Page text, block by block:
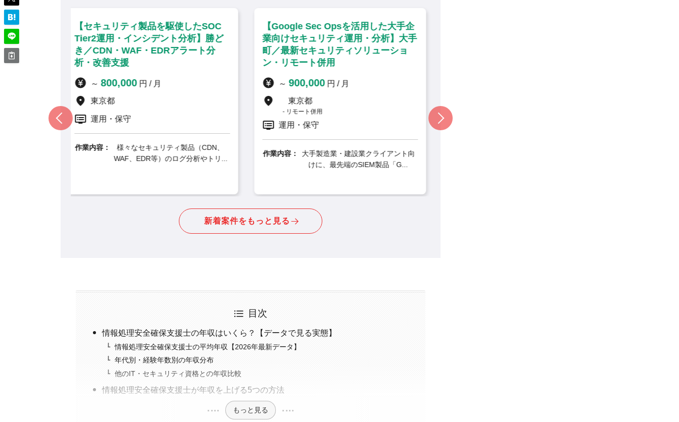
品を駆使したSOC
デント分析】勝ど
EDRアラート分
キュリティ製品（CDN、
【Google Sec Opsを活用した大手企
業向けセキュリティ運用・分析】大手
町／最新セキュリティソリューショ
ン・リモート併用
～ 900,000
作業内容：
大手製造業・建設業クライアント向
けに、最先端のSIEM製品「G...
【ISO27001準拠のセキュリティ施策
推進・アドバイザリ】海浜幕張／週2
リモート併用・PMO
千葉県
作業内容： 大手企業のセキュリティ体制を強化
するため、ISO/IEC27001に...
新着案件をもっと見る
目次
情報処理安全確保支援士の年収はいくら？【データで見る実態】
情報処理安全確保支援士の平均年収【2026年最新データ】
年代別・経験年数別の年収分布
他のIT・セキュリティ資格との年収比較
情報処理安全確保支援士が年収を上げる5つの方法
もっと見る